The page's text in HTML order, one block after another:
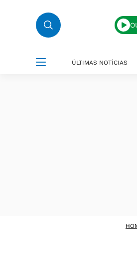
ÚLTIMAS NOTÍCIAS